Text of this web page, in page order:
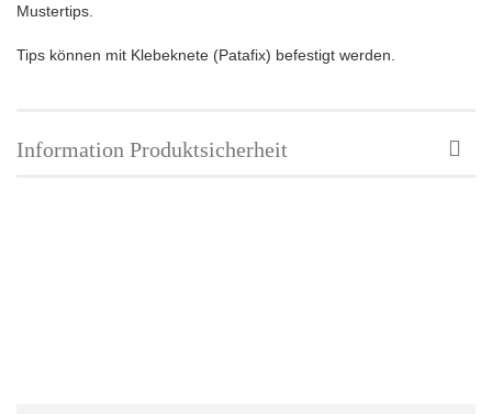
Mustertips.
Tips können mit Klebeknete (Patafix) befestigt werden.
Information Produktsicherheit